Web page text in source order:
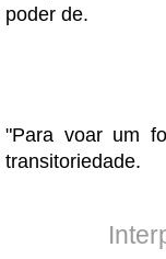
poder de.
"Para voar um
transitoriedade.